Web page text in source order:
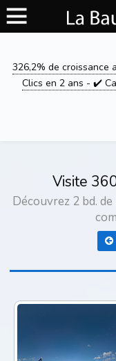
326,2% de croissance
Clics en 2 ans - ✔️
Visite
Découvrez 2 bd.